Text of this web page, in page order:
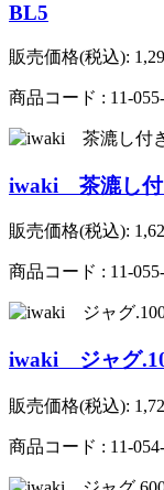
BL5
販売価格(税込):
商品コード : 11-
iwaki 茶漉し付
販売価格(税込):
商品コード : 11-
iwaki ジャグ
販売価格(税込):
商品コード : 11-